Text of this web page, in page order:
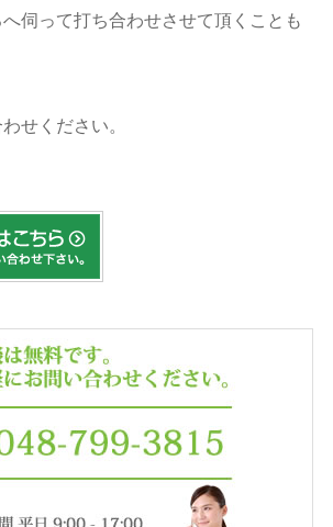
伺って打ち合わせさせて頂くことも
せください。